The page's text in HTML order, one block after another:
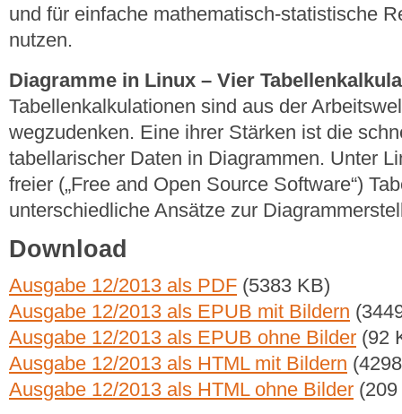
und für einfache mathematisch-statistische
nutzen.
Diagramme in Linux – Vier
Tabellenkalkulationen sind aus der
wegzudenken. Eine ihrer Stärken ist die
tabellarischer Daten in Diagrammen. Unter
freier („Free and Open Source Software“)
unterschiedliche Ansätze zur
Download
Ausgabe 12/2013 als PDF (5383 KB)
Ausgabe 12/2013 als EPUB mit Bildern
Ausgabe 12/2013 als EPUB ohne Bilder (92
Ausgabe 12/2013 als HTML mit Bildern
Ausgabe 12/2013 als HTML ohne Bilder